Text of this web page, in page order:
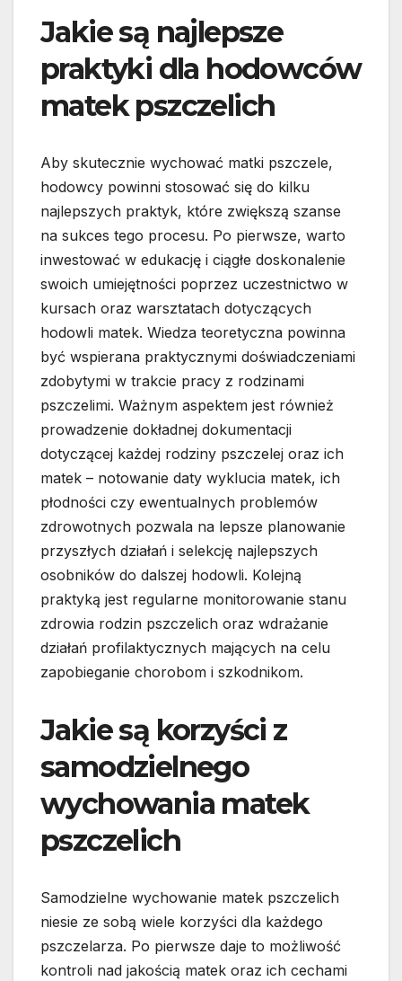
Jakie są najlepsze
praktyki dla hodowców
matek pszczelich
Aby skutecznie wychować matki pszczele,
hodowcy powinni stosować się do kilku
najlepszych praktyk, które zwiększą szanse
na sukces tego procesu. Po pierwsze, warto
inwestować w edukację i ciągłe doskonalenie
swoich umiejętności poprzez uczestnictwo w
kursach oraz warsztatach dotyczących
hodowli matek. Wiedza teoretyczna powinna
być wspierana praktycznymi doświadczeniami
zdobytymi w trakcie pracy z rodzinami
pszczelimi. Ważnym aspektem jest również
prowadzenie dokładnej dokumentacji
dotyczącej każdej rodziny pszczelej oraz ich
matek – notowanie daty wyklucia matek, ich
płodności czy ewentualnych problemów
zdrowotnych pozwala na lepsze planowanie
przyszłych działań i selekcję najlepszych
osobników do dalszej hodowli. Kolejną
praktyką jest regularne monitorowanie stanu
zdrowia rodzin pszczelich oraz wdrażanie
działań profilaktycznych mających na celu
zapobieganie chorobom i szkodnikom.
Jakie są korzyści z
samodzielnego
wychowania matek
pszczelich
Samodzielne wychowanie matek pszczelich
niesie ze sobą wiele korzyści dla każdego
pszczelarza. Po pierwsze daje to możliwość
kontroli nad jakością matek oraz ich cechami